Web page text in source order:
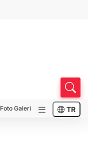
Foto Galeri TR